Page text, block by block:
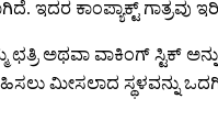
ಕಾಂಪ್ಯಾಕ್ಟ್ ಗಾತ್ರವು
ಅಥವಾ ವಾಕಿಂಗ್ ಸ್ಟಿಕ್
ಮೀಸಲಾದ ಸ್ಥಳವನ್ನು